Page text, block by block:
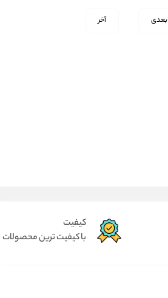
بعدی آخر
کیفیت
با کیفیت ترین محصولات